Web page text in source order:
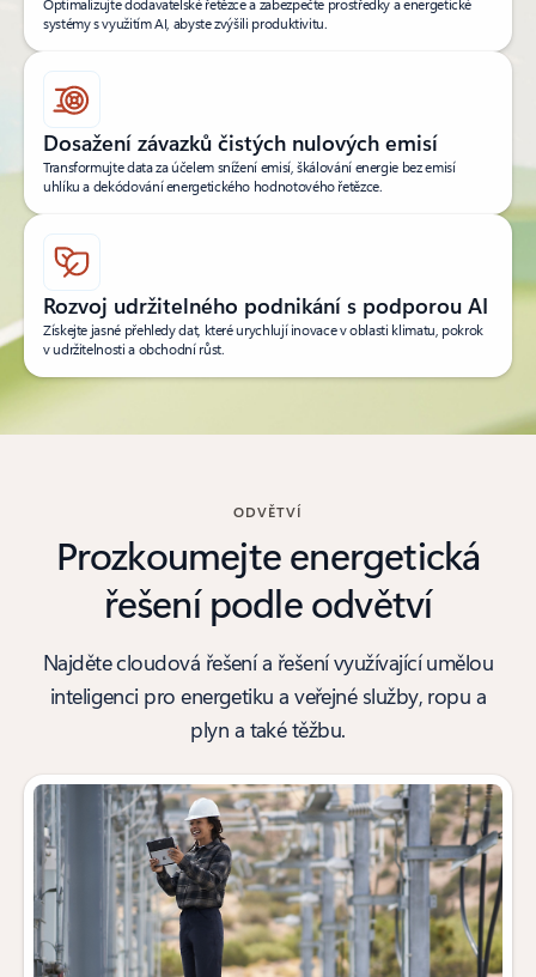
Optimalizujte dodavatelské řetězce a zabezpečte prostředky a energetické
systémy s využitím AI, abyste zvýšili produktivitu.
Dosažení závazků čistých nulových emisí
Transformujte data za účelem snížení emisí, škálování energie bez emisí
uhlíku a dekódování energetického hodnotového řetězce.
Rozvoj udržitelného podnikání s podporou AI
Získejte jasné přehledy dat, které urychlují inovace v oblasti klimatu, pokrok
v udržitelnosti a obchodní růst.
ODVĚTVÍ
Prozkoumejte energetická
řešení podle odvětví
Najděte cloudová řešení a řešení využívající umělou
inteligenci pro energetiku a veřejné služby, ropu a
plyn a také těžbu.